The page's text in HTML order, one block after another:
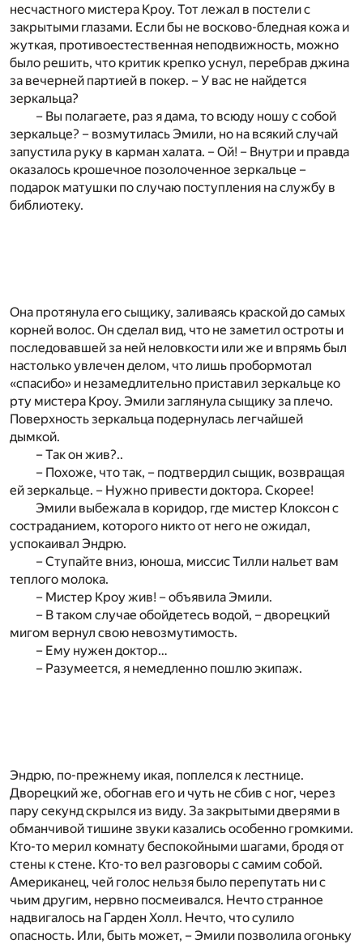
несчастного мистера Кроу. Тот лежал в постели с
закрытыми глазами. Если бы не восково-бледная кожа и
жуткая, противоестественная неподвижность, можно
было решить, что критик крепко уснул, перебрав джина
за вечерней партией в покер. – У вас не найдется
зеркальца?
– Вы полагаете, раз я дама, то всюду ношу с собой
зеркальце? – возмутилась Эмили, но на всякий случай
запустила руку в карман халата. – Ой! – Внутри и правда
оказалось крошечное позолоченное зеркальце –
подарок матушки по случаю поступления на службу в
библиотеку.
Она протянула его сыщику, заливаясь краской до самых
корней волос. Он сделал вид, что не заметил остроты и
последовавшей за ней неловкости или же и впрямь был
настолько увлечен делом, что лишь пробормотал
«спасибо» и незамедлительно приставил зеркальце ко
рту мистера Кроу. Эмили заглянула сыщику за плечо.
Поверхность зеркальца подернулась легчайшей
дымкой.
– Так он жив?..
– Похоже, что так, – подтвердил сыщик, возвращая
ей зеркальце. – Нужно привести доктора. Скорее!
Эмили выбежала в коридор, где мистер Клоксон с
состраданием, которого никто от него не ожидал,
успокаивал Эндрю.
– Ступайте вниз, юноша, миссис Тилли нальет вам
теплого молока.
– Мистер Кроу жив! – объявила Эмили.
– В таком случае обойдетесь водой, – дворецкий
мигом вернул свою невозмутимость.
– Ему нужен доктор…
– Разумеется, я немедленно пошлю экипаж.
Эндрю, по-прежнему икая, поплелся к лестнице.
Дворецкий же, обогнав его и чуть не сбив с ног, через
пару секунд скрылся из виду. За закрытыми дверями в
обманчивой тишине звуки казались особенно громкими.
Кто-то мерил комнату беспокойными шагами, бродя от
стены к стене. Кто-то вел разговоры с самим собой.
Американец, чей голос нельзя было перепутать ни с
чьим другим, нервно посмеивался. Нечто странное
надвигалось на Гарден Холл. Нечто, что сулило
опасность. Или, быть может, – Эмили позволила огоньку